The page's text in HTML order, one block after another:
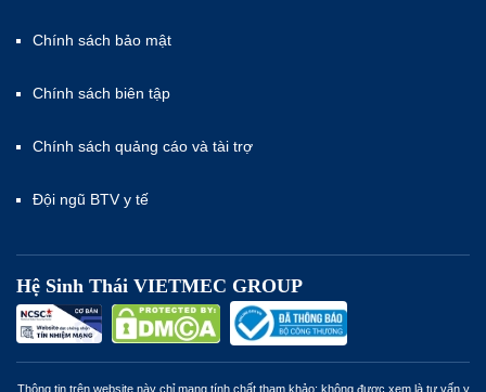
Chính sách bảo mật
Chính sách biên tập
Chính sách quảng cáo và tài trợ
Đội ngũ BTV y tế
Hệ Sinh Thái VIETMEC GROUP
Thông tin trên website này chỉ mang tính chất tham khảo; không được xem là tư vấn y